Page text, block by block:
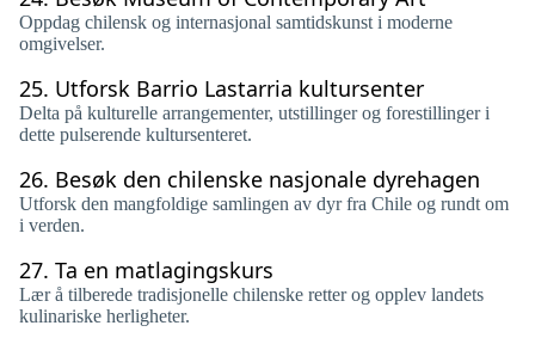
Oppdag chilensk og internasjonal samtidskunst i moderne
omgivelser.
25. Utforsk Barrio Lastarria kultursenter
Delta på kulturelle arrangementer, utstillinger og forestillinger i
dette pulserende kultursenteret.
26. Besøk den chilenske nasjonale dyrehagen
Utforsk den mangfoldige samlingen av dyr fra Chile og rundt om
i verden.
27. Ta en matlagingskurs
Lær å tilberede tradisjonelle chilenske retter og opplev landets
kulinariske herligheter.